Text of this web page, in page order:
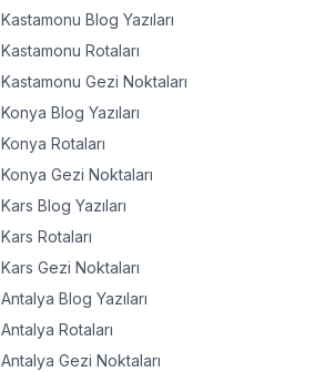
Kastamonu Blog Yazıları
Kastamonu Rotaları
Kastamonu Gezi Noktaları
Konya Blog Yazıları
Konya Rotaları
Konya Gezi Noktaları
Kars Blog Yazıları
Kars Rotaları
Kars Gezi Noktaları
Antalya Blog Yazıları
Antalya Rotaları
Antalya Gezi Noktaları